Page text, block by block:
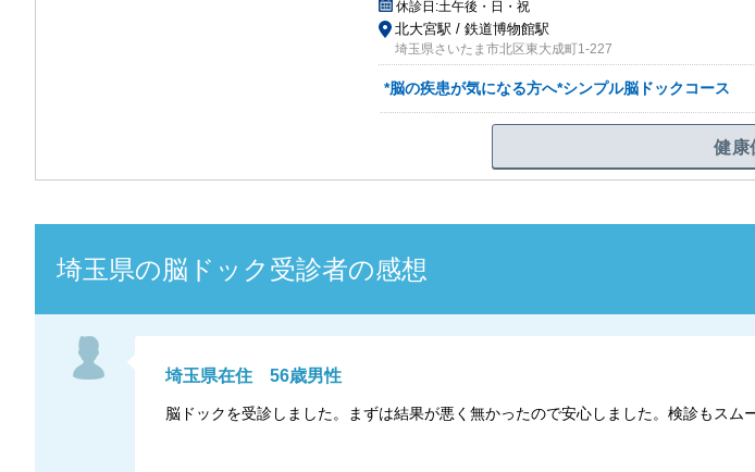
休診日:土午後・日・祝
北大宮駅 / 鉄道博物館駅
埼玉県さいたま市北区東大成町1-227
*脳の疾患が気になる方へ*シンプル脳ドックコース
健康
埼玉県の脳ドック 受診者の感想
埼玉県在住 56歳男性
脳ドックを受診しました。まずは結果が悪く無かったので安心しました。検診もスム